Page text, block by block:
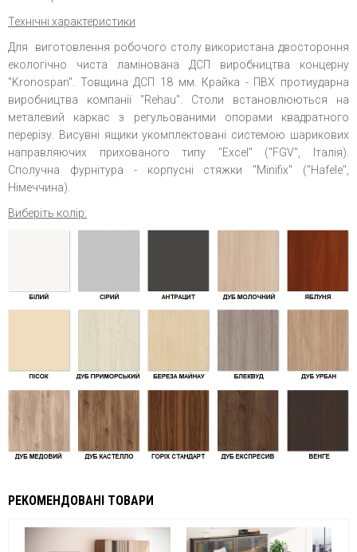
Технічні характеристики
Для виготовлення робочого столу використана двостороння
екологічно чиста ламінована ДСП виробництва концерну
"Kronospan". Товщина ДСП 18 мм. Крайка - ПВХ протиударна
виробництва компанії "Rehau". Столи встановлюються на
металевий каркас з регульованими опорами квадратного
перерізу. Висувні ящики укомплектовані системою шарикових
направляючих прихованого типу "Excel" ("FGV", Італія).
Сполучна фурнітура - корпусні стяжки "Minifix" ("Hafele",
Німеччина).
Виберіть колір:
РЕКОМЕНДОВАНІ ТОВАРИ